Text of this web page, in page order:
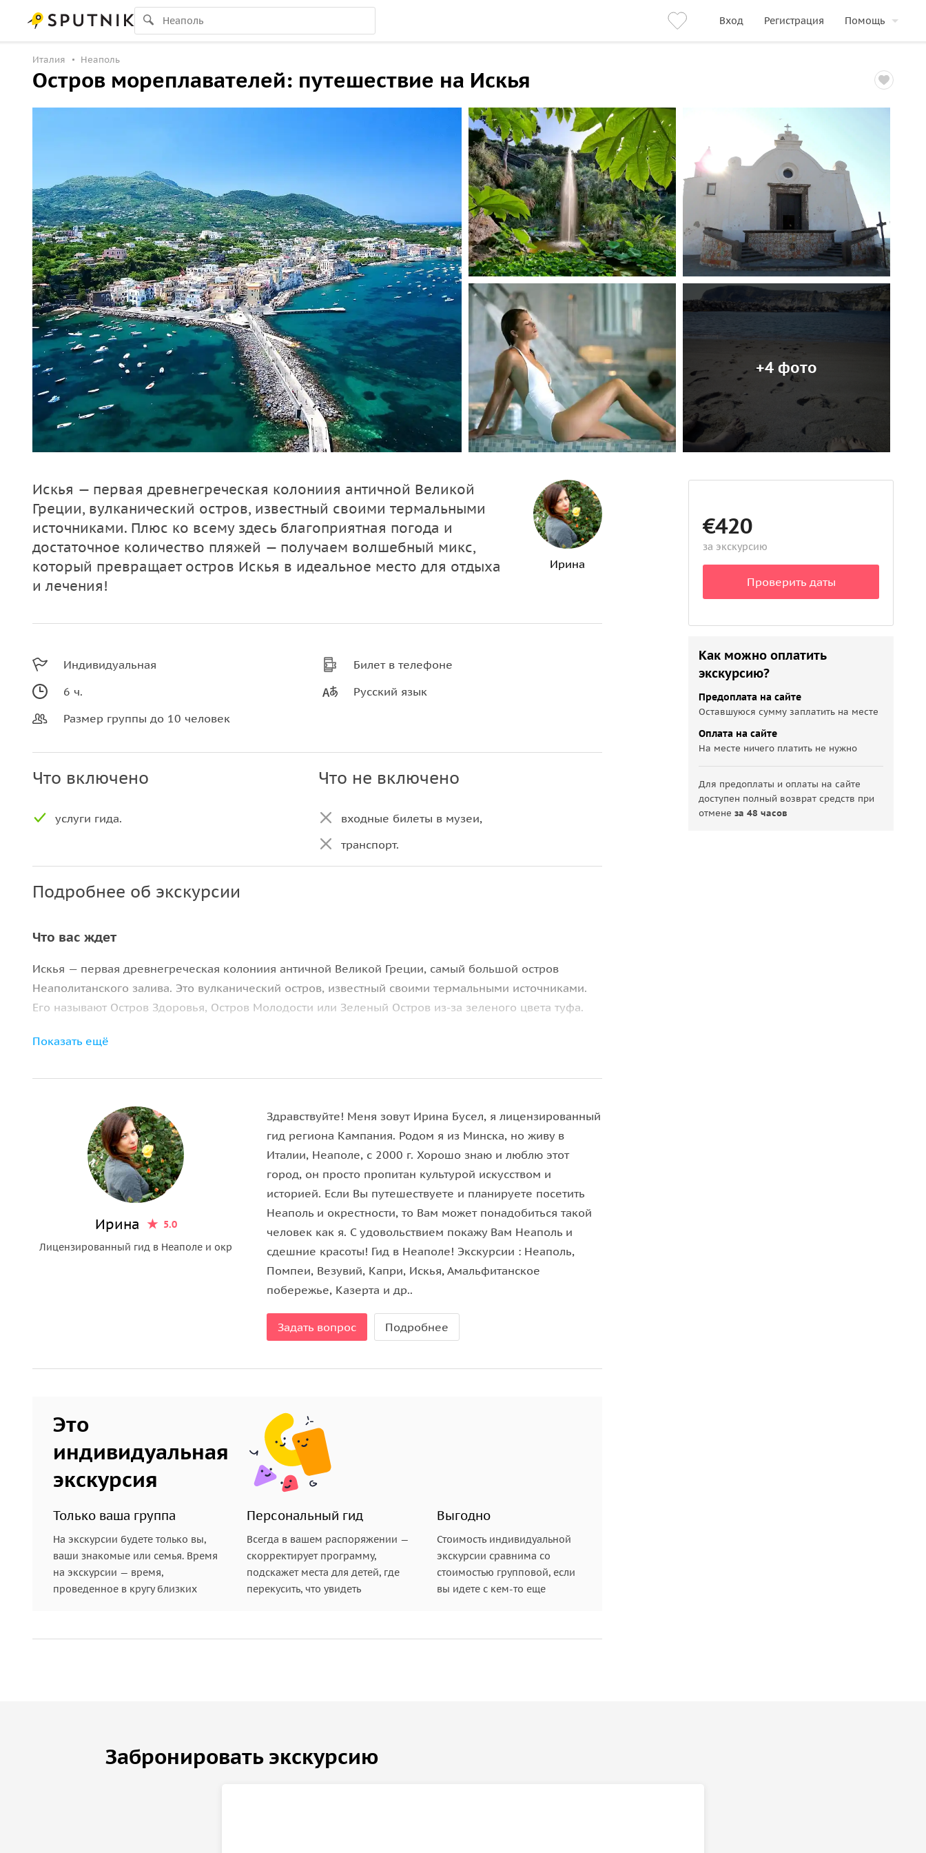
Вход Регистрация Помощь
Италия Неаполь
Остров мореплавателей: путешествие на Искья
+4 фото
Искья — первая древнегреческая колониия античной Великой
Греции, вулканический остров, известный своими термальными
источниками. Плюс ко всему здесь благоприятная погода и
достаточное количество пляжей — получаем волшебный микс,
который превращает остров Искья в идеальное место для отдыха
и лечения!
Ирина
Индивидуальная
6 ч.
Размер группы до 10 человек
Билет в телефоне
Русский язык
Что включено
услуги гида.
Что не включено
входные билеты в музеи,
транспорт.
Подробнее об экскурсии
Что вас ждет
Искья — первая древнегреческая колониия античной Великой Греции, самый большой остров
Неаполитанского залива. Это вулканический остров, известный своими термальными источниками.
Его называют Остров Здоровья, Остров Молодости или Зеленый Остров из-за зеленого цвета туфа.
Если прибавить ко всему этому благоприятную погоду и достаточное количество пляжей, то мы
лечения!
Термальные источники
Спектр характеристик термальных вод, которыми богат этот остров с огненным сердцем, настолько
широк, что их используют при лечении огромного количества патологий, которые можно
сгруппировать в следующие группы: дерматология, ухо-горло-нос, ортопедия и травмотология,
гинекология, ревматология и общая медицина. Не упустите возможности искупаться в бухте
— это уникальный природный термальный парк под открытым небом, к тому же
бесплатный и работающий весь год.
можем посетить, отсюда открываются чудесные виды на остров Искья. Другой
представителей флоры-это один из самых красивых садов Европы.
Во время нашей экскурсии по волшебному острову Искья вы можете попробовать
кухни,вино и ликер лимончелло
, поглазеть на местную керамику и многое другое!
• услуги гида.
Туристы оплачивают самостоятельно:
• транспорт.
Показать ещё
Ирина
5.0
Лицензированный гид в Неаполе и окр
Здравствуйте! Меня зовут Ирина Бусел, я лицензированный
гид региона Кампания. Родом я из Минска, но живу в
Италии, Неаполе, c 2000 г. Хорошо знаю и люблю этот
город, он просто пропитан культурой искусством и
историей. Если Вы путешествуете и планируете посетить
Неаполь и окрестности, то Вам может понадобиться такой
человек как я. С удовольствием покажу Вам Неаполь и
cдешние красоты! Гид в Неаполе! Экскурсии : Неаполь,
Помпеи, Везувий, Капри, Искья, Амальфитанское
побережье, Казерта и др..
Задать вопрос Подробнее
Это
индивидуальная
экскурсия
Только ваша группа
На экскурсии будете только вы,
ваши знакомые или семья. Время
на экскурсии — время,
проведенное в кругу близких
Персональный гид
Всегда в вашем распоряжении —
скорректирует программу,
подскажет места для детей, где
перекусить, что увидеть
Выгодно
Стоимость индивидуальной
экскурсии сравнима со
стоимостью групповой, если
вы идете с кем-то еще
€420
за экскурсию
Проверить даты
Как можно оплатить
экскурсию?
Предоплата на сайте
Оставшуюся сумму заплатить на месте
Оплата на сайте
На месте ничего платить не нужно
Для предоплаты и оплаты на сайте
доступен полный возврат средств при
отменеза 48 часов
Забронировать экскурсию